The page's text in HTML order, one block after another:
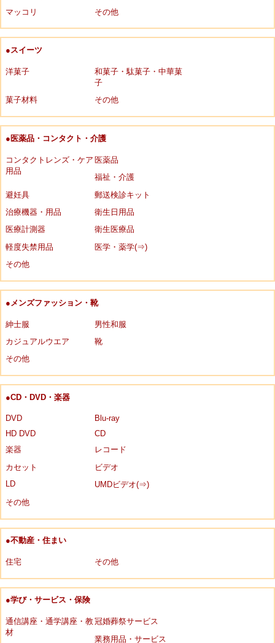
マッコリ
その他
●スイーツ
洋菓子
和菓子・駄菓子・中華菓
子
菓子材料
その他
●医薬品・コンタクト・介護
コンタクトレンズ・ケア
用品
医薬品
福祉・介護
避妊具
郵送検診キット
治療機器・用品
衛生日用品
医療計測器
衛生医療品
軽度失禁用品
医学・薬学(⇒)
その他
●メンズファッション・靴
紳士服
男性和服
カジュアルウエア
靴
その他
●CD・DVD・楽器
DVD
Blu-ray
HD DVD
CD
楽器
レコード
カセット
ビデオ
LD
UMDビデオ(⇒)
その他
●不動産・住まい
住宅 その他
●学び・サービス・保険
通信講座・通学講座・教
材
冠婚葬祭サービス
業務用品・サービス